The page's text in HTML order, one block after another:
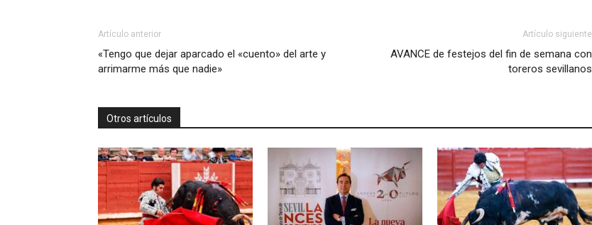
Artículo anterior
«Tengo que dejar aparcado el «cuento» del arte y
arrimarme más que nadie»
Artículo siguiente
AVANCE de festejos del fin de semana con
toreros sevillanos
Otros artículos